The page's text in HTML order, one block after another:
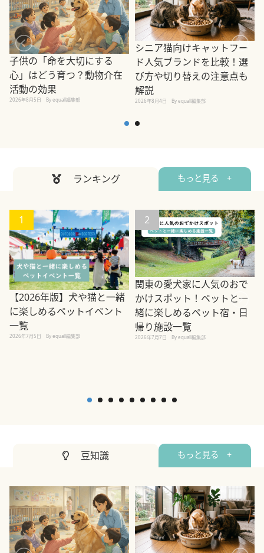
子供の「命を大切にする
心」はどう育つ？動物介在
活動の効果
2026年8月5日 By equall編集部
シニア猫向けキャットフー
ド人気ブランドを比較！選
び方や切り替えの注意点も
解説
2026年8月4日 By equall編集部
ランキング もっと見る +
1
【2026年版】犬や猫と一緒
に楽しめるペットイベント
一覧
2026年7月5日 By equall編集部
2
関東の愛犬家に人気のおで
かけスポット！ペットと一
緒に楽しめるペット宿・日
帰り施設一覧
2026年7月7日 By equall編集部
豆知識 もっと見る +